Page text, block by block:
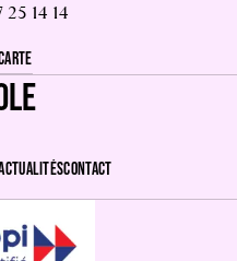
25 14 14
CONTACT